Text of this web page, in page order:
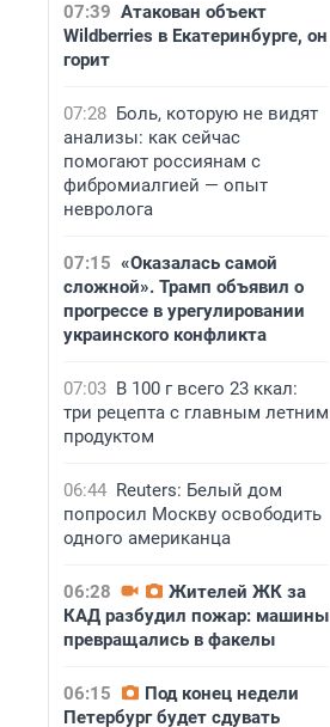
07:39 Атакован объект
Wildberries в Екатеринбурге, он
горит
07:28 Боль, которую не видят
анализы: как сейчас
помогают россиянам с
фибромиалгией — опыт
невролога
07:15 «Оказалась самой
сложной». Трамп объявил о
прогрессе в урегулировании
украинского конфликта
07:03 В 100 г всего 23 ккал:
три рецепта с главным летним
продуктом
06:44 Reuters: Белый дом
попросил Москву освободить
одного американца
06:28
Жителей ЖК за
КАД разбудил пожар: машины
превращались в факелы
06:15
Под конец недели
Петербург будет сдувать